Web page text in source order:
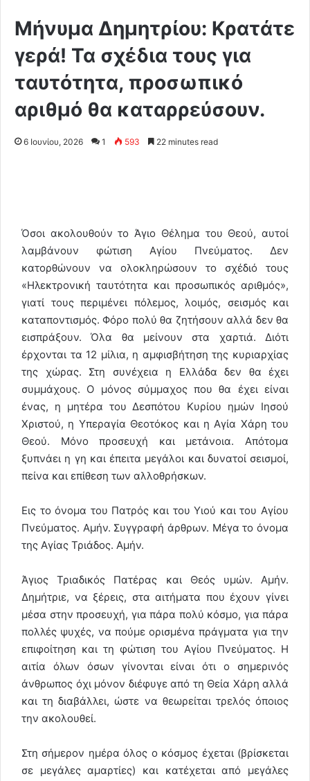
Μήνυμα Δημητρίου: Κρατάτε
γερά! Τα σχέδια τους για
ταυτότητα, προσωπικό
αριθμό θα καταρρεύσουν.
6 Ιουνίου, 2026 1 593 22 minutes read
Όσοι ακολουθούν το Άγιο Θέλημα του Θεού, αυτοί
λαμβάνουν φώτιση Αγίου Πνεύματος. Δεν
κατορθώνουν να ολοκληρώσουν το σχέδιό τους
«Ηλεκτρονική ταυτότητα και προσωπικός αριθμός»,
γιατί τους περιμένει πόλεμος, λοιμός, σεισμός και
καταποντισμός. Φόρο πολύ θα ζητήσουν αλλά δεν θα
εισπράξουν. Όλα θα μείνουν στα χαρτιά. Διότι
έρχονται τα 12 μίλια, η αμφισβήτηση της κυριαρχίας
της χώρας. Στη συνέχεια η Ελλάδα δεν θα έχει
συμμάχους. Ο μόνος σύμμαχος που θα έχει είναι
ένας, η μητέρα του Δεσπότου Κυρίου ημών Ιησού
Χριστού, η Υπεραγία Θεοτόκος και η Αγία Χάρη του
Θεού. Μόνο προσευχή και μετάνοια. Απότομα
ξυπνάει η γη και έπειτα μεγάλοι και δυνατοί σεισμοί,
πείνα και επίθεση των αλλοθρήσκων.
Εις το όνομα του Πατρός και του Υιού και του Αγίου
Πνεύματος. Αμήν. Συγγραφή άρθρων. Μέγα το όνομα
της Αγίας Τριάδος. Αμήν.
Άγιος Τριαδικός Πατέρας και Θεός υμών. Αμήν.
Δημήτριε, να ξέρεις, στα αιτήματα που έχουν γίνει
μέσα στην προσευχή, για πάρα πολύ κόσμο, για πάρα
πολλές ψυχές, να πούμε ορισμένα πράγματα για την
επιφοίτηση και τη φώτιση του Αγίου Πνεύματος. Η
αιτία όλων όσων γίνονται είναι ότι ο σημερινός
άνθρωπος όχι μόνον διέφυγε από τη Θεία Χάρη αλλά
και τη διαβάλλει, ώστε να θεωρείται τρελός όποιος
την ακολουθεί.
Στη σήμερον ημέρα όλος ο κόσμος έχεται (βρίσκεται
σε μεγάλες αμαρτίες) και κατέχεται από μεγάλες